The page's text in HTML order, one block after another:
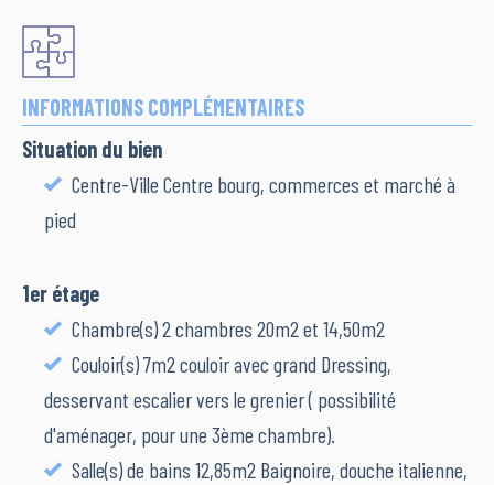
INFORMATIONS COMPLÉMENTAIRES
Situation du bien
Centre-Ville Centre bourg, commerces et marché à
pied
1er étage
Chambre(s) 2 chambres 20m2 et 14,50m2
Couloir(s) 7m2 couloir avec grand Dressing,
desservant escalier vers le grenier ( possibilité
d'aménager, pour une 3ème chambre).
Salle(s) de bains 12,85m2 Baignoire, douche italienne,